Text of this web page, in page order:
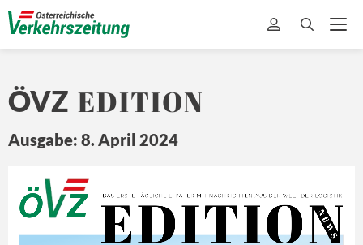
ÖVZ EDITION
Ausgabe: 8. April 2024
Z
Ö EDITION
DA S ERSTE TÄ GLICHE E-PAPER MIT NACHRICHTEN A US DER WEL T DER LOGISTIK
N E
W S